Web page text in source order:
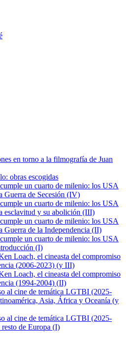
en torno a la filmografía de Juan
obras escogidas
un cuarto de milenio: los USA
Guerra de Secesión (IV)
un cuarto de milenio: los USA
esclavitud y su abolición (III)
un cuarto de milenio: los USA
Guerra de la Independencia (II)
un cuarto de milenio: los USA
(I)
Loach, el cineasta del compromiso
(2006-2023) (y III)
Loach, el cineasta del compromiso
(1994-2004) (II)
al cine de temática LGTBI (2025-
Asia, África y Oceanía (y
al cine de temática LGTBI (2025-
de Europa (I)